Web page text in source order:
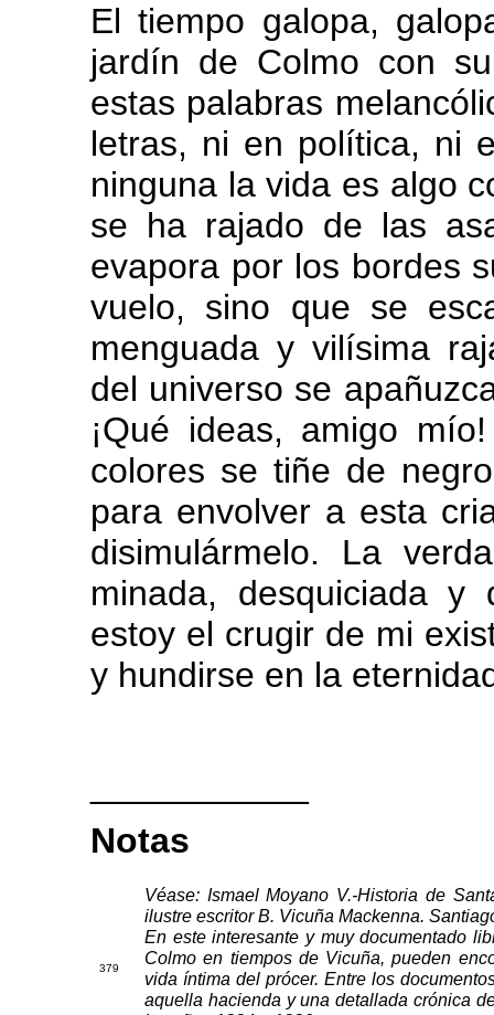
El tiempo galopa,
jardín de Colmo con
estas palabras
letras, ni en política, ni
ninguna la vida es algo
se ha rajado de las
evapora por los bordes
vuelo, sino que se
menguada y vilísima
del universo se
¡Qué ideas, amigo
colores se tiñe de
para envolver a esta
disimulármelo. La
minada, desquiciada
estoy el crugir de mi
y hundirse en la
Notas
379
Véase: Ismael Moyano V.-Historia de
ilustre escritor B. Vicuña Mackenna.
En este interesante y muy documentado
Colmo en tiempos de Vicuña, pueden
vida íntima del prócer. Entre los
aquella hacienda y una detallada crónica